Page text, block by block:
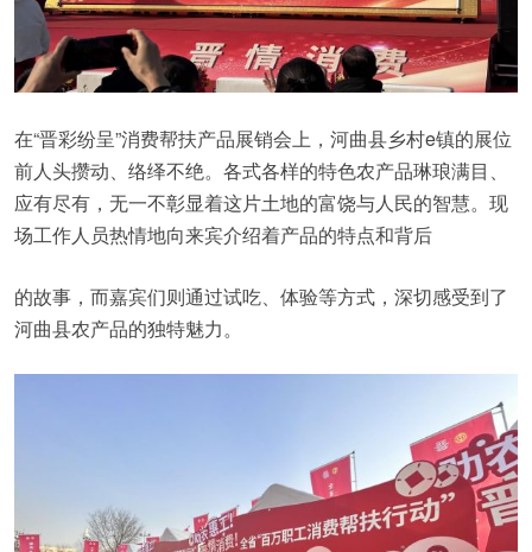
在“晋彩纷呈”消费帮扶产品展销会上，河曲县乡村e镇的展位
前人头攒动、络绎不绝。各式各样的特色农产品琳琅满目、
应有尽有，无一不彰显着这片土地的富饶与人民的智慧。现
场工作人员热情地向来宾介绍着产品的特点和背后
的故事，而嘉宾们则通过试吃、体验等方式，深切感受到了
河曲县农产品的独特魅力。